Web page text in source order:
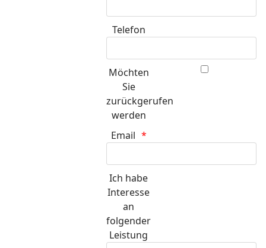
Telefon
Möchten
Sie
zurückgerufen
werden
Email
Ich habe
Interesse
an
folgender
Leistung